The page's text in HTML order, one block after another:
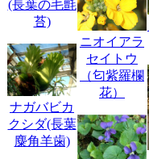
(長葉の毛氈
苔)
ナガバビカ
クシダ(長葉
麋角羊歯)
ニオイアラ
セイトウ
（匂紫羅欄
花）